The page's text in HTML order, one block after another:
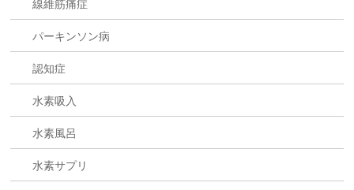
線維筋痛症
パーキンソン病
認知症
水素吸入
水素風呂
水素サプリ